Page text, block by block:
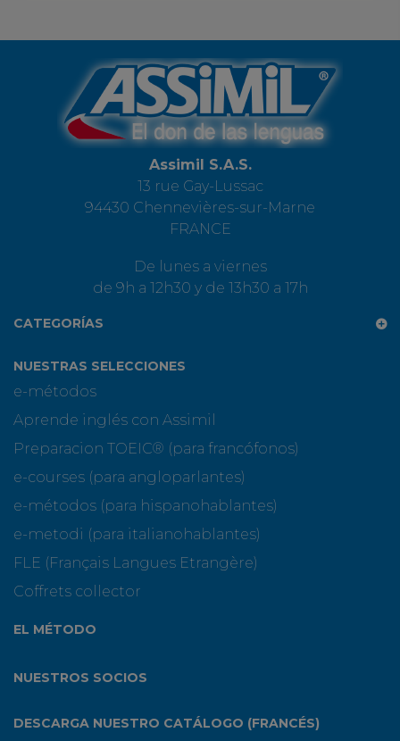
Assimil S.A.S.
13 rue Gay-Lussac
94430 Chennevières-sur-Marne
FRANCE
De lunes a viernes
de 9h a 12h30 y de 13h30 a 17h
CATEGORÍAS
NUESTRAS SELECCIONES
e-métodos
Aprende inglés con Assimil
Preparacion TOEIC® (para francófonos)
e-courses (para angloparlantes)
e-métodos (para hispanohablantes)
e-metodi (para italianohablantes)
FLE (Français Langues Etrangère)
Coffrets collector
EL MÉTODO
NUESTROS SOCIOS
DESCARGA NUESTRO CATÁLOGO (FRANCÉS)